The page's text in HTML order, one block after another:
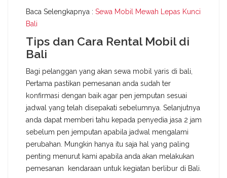
Baca Selengkapnya : Sewa Mobil Mewah Lepas Kunci
Bali
Tips dan Cara Rental Mobil di
Bali
Bagi pelanggan yang akan sewa mobil yaris di bali,
Pertama pastikan pemesanan anda sudah ter
konfirmasi dengan baik agar pen jemputan sesuai
jadwal yang telah disepakati sebelumnya. Selanjutnya
anda dapat memberi tahu kepada penyedia jasa 2 jam
sebelum pen jemputan apabila jadwal mengalami
perubahan. Mungkin hanya itu saja hal yang paling
penting menurut kami apabila anda akan melakukan
pemesanan kendaraan untuk kegiatan berlibur di Bali.